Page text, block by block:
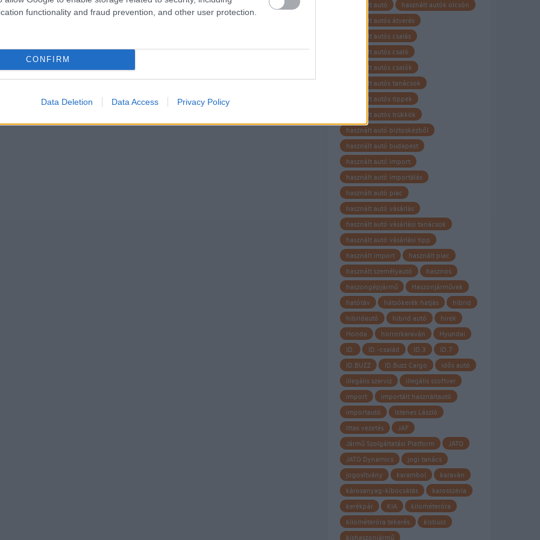
functionality and fraud prevention, and other user protection.
CONFIRM
Data Deletion Data Access Privacy Policy
használt autó
használt autók olcsón
használt autós átverés
használt autós csalás
használt autós csaló
használt autós csalók
használt autós tanácsok
használt autós tippek
használt autós trükkök
használt autó biztoskézből
használt autó budapest
használt autó import
használt autó importálás
használt autó piac
használt autó vásárlás
használt autó vásárlási tanácsok
használt autó vásárlási tipp
használt import
használt piac
használt személyautó
hasznos
haszongépjármű
Haszonjárművek
hatótáv
hátsókerék hatjás
hibrid
hibridautó
hibrid autó
hirek
Honda
horrorkaraván
Hyundai
ID.
ID.-család ID.3
ID.7
ID.BUZZ
ID.Buzz Cargo
idős autó
illegális szerviz
illegális szoftver
import
importált használtautó
importautó
Istenes László
ittas vezetés
JAF
Jármű Szolgáltatási Platform
JATO
JATO Dynamics
jogi tanács
jogosítvány
karambol
karaván
károsanyag-kibocsátás
karosszéria
kerékpár
KIA
kilométeróra
kilométeróra tekerés
kisbusz
kishaszonjármű